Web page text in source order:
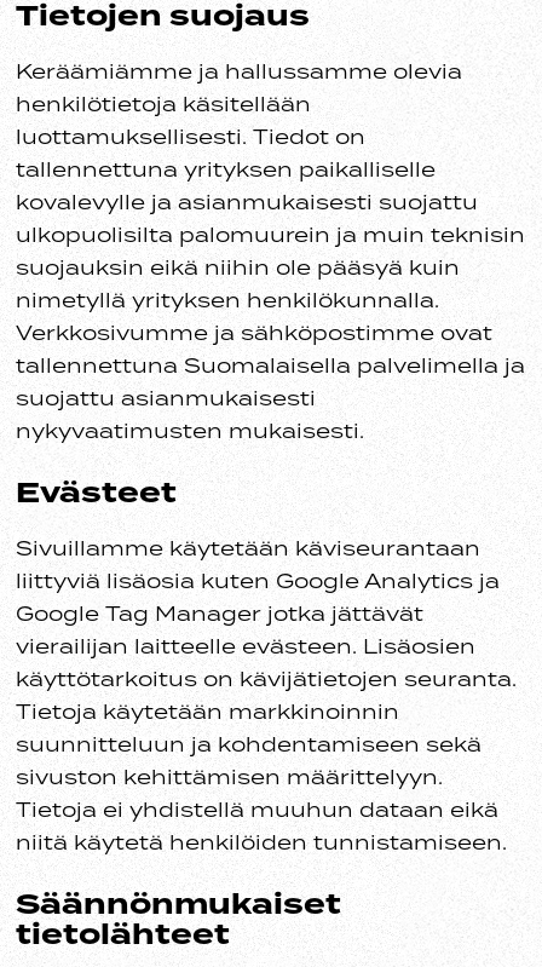
Tietojen suojaus
Keräämiämme ja hallussamme olevia
henkilötietoja käsitellään
luottamuksellisesti. Tiedot on
tallennettuna yrityksen paikalliselle
kovalevylle ja asianmukaisesti suojattu
ulkopuolisilta palomuurein ja muin teknisin
suojauksin eikä niihin ole pääsyä kuin
nimetyllä yrityksen henkilökunnalla.
Verkkosivumme ja sähköpostimme ovat
tallennettuna Suomalaisella palvelimella ja
suojattu asianmukaisesti
nykyvaatimusten mukaisesti.
Evästeet
Sivuillamme käytetään käviseurantaan
liittyviä lisäosia kuten Google Analytics ja
Google Tag Manager jotka jättävät
vierailijan laitteelle evästeen. Lisäosien
käyttötarkoitus on kävijätietojen seuranta.
Tietoja käytetään markkinoinnin
suunnitteluun ja kohdentamiseen sekä
sivuston kehittämisen määrittelyyn.
Tietoja ei yhdistellä muuhun dataan eikä
niitä käytetä henkilöiden tunnistamiseen.
Säännönmukaiset
tietolähteet